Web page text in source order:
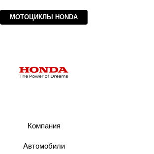
МОТОЦИКЛЫ HONDA
Компания
Автомобили